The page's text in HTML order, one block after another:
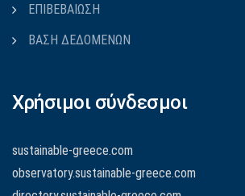
ΕΠΙΒΕΒΑΙΩΣΗ
ΒΑΣΗ ΔΕΔΟΜΕΝΩΝ
Χρήσιμοι σύνδεσμοι
sustainable-greece.com
observatory.sustainable-greece.com